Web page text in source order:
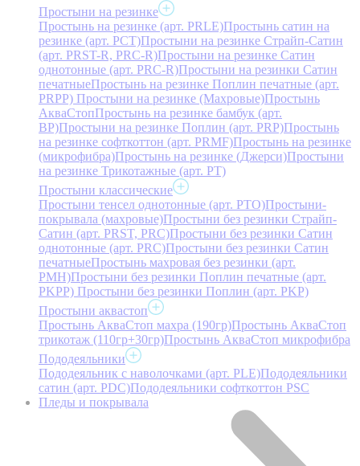
Простыни на резинке
Простынь на резинке (арт. PRLE)Простынь сатин на
резинке (арт. PCT)Простыни на резинке Страйп-Сатин
(арт. PRST-R, PRC-R)Простыни на резинке Сатин
однотонные (арт. PRC-R)Простыни на резинки Сатин
печатныеПростынь на резинке Поплин печатные (арт.
PRPP) Простыни на резинке (Махровые)Простынь
АкваСтопПростынь на резинке бамбук (арт.
BP)Простыни на резинке Поплин (арт. PRP)Простынь
на резинке софткоттон (арт. PRMF)Простынь на резинке
(микрофибра)Простынь на резинке (Джерси)Простыни
на резинке Трикотажные (арт. РТ)
Простыни классические
Простыни тенсел однотонные (арт. PTO)Простыни-
покрывала (махровые)Простыни без резинки Страйп-
Сатин (арт. PRST, PRC)Простыни без резинки Сатин
однотонные (арт. PRC)Простыни без резинки Сатин
печатныеПростынь махровая без резинки (арт.
PMH)Простыни без резинки Поплин печатные (арт.
PKPP) Простыни без резинки Поплин (арт. PKP)
Простыни аквастоп
Простынь АкваСтоп махра (190гр)Простынь АкваСтоп
трикотаж (110гр+30гр)Простынь АкваСтоп микрофибра
Пододеяльники
Пододеяльник с наволочками (арт. PLE)Пододеяльники
сатин (арт. PDC)Пододеяльники софткоттон PSC
Пледы и покрывала